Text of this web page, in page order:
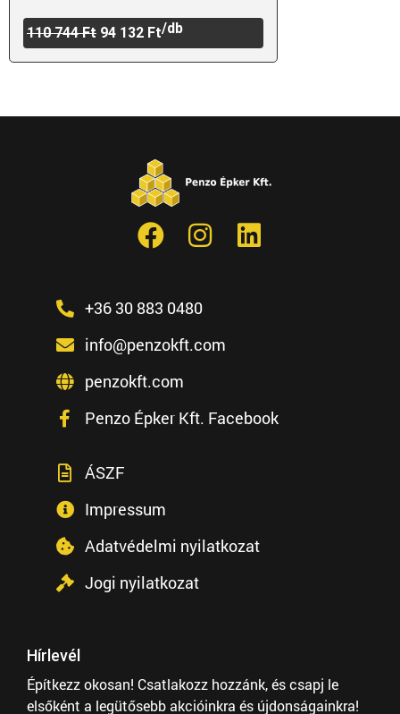
110 744Ft 94 132 Ft/db
+36 30 883 0480
info@penzokft.com
penzokft.com
Penzo Épker Kft. Facebook
ÁSZF
Impressum
Adatvédelmi nyilatkozat
Jogi nyilatkozat
Hírlevél
Építkezz okosan! Csatlakozz hozzánk, és csapj le
elsőként a legütősebb akcióinkra és újdonságainkra!